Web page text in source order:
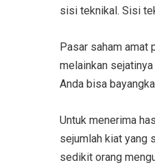
sisi teknikal. Sisi
Pasar saham amat
melainkan
Anda bisa
Untuk menerima
sejumlah kiat yang
sedikit orang